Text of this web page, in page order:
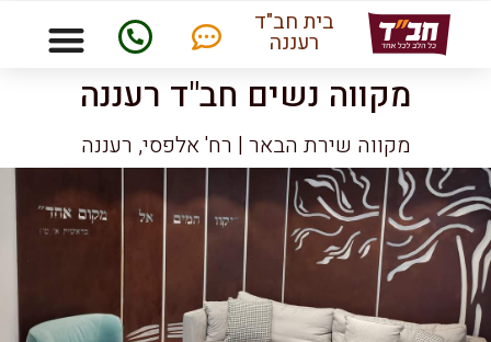
בית חב"ד
רעננה
מקווה נשים חב"ד רעננה
מקווה שירת הבאר | רח' אלפסי, רעננה